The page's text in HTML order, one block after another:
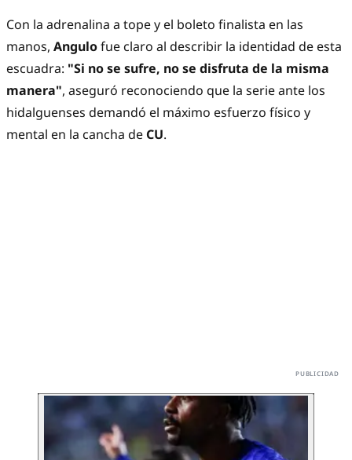
Con la adrenalina a tope y el boleto finalista en las
manos, Angulofue claro al describir la identidad de esta
escuadra: "Si no se sufre, no se disfruta de la misma
manera", aseguró reconociendo que la serie ante los
hidalguenses demandó el máximo esfuerzo físico y
mental en la cancha de CU.